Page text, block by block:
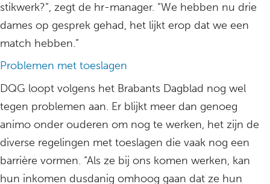
stikwerk?”, zegt de hr-manager. “We hebben nu drie
dames op gesprek gehad, het lijkt erop dat we een
match hebben.”
Problemen met toeslagen
DQG loopt volgens het Brabants Dagblad nog wel
tegen problemen aan. Er blijkt meer dan genoeg
animo onder ouderen om nog te werken, het zijn de
diverse regelingen met toeslagen die vaak nog een
barrière vormen. “Als ze bij ons komen werken, kan
hun inkomen dusdanig omhoog gaan dat ze hun